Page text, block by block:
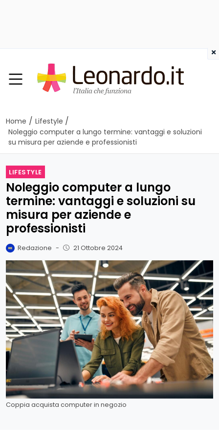
Home / Lifestyle /
Noleggio computer a lungo termine: vantaggi e soluzioni
su misura per aziende e professionisti
LIFESTYLE
Noleggio computer a lungo
termine: vantaggi e soluzioni su
misura per aziende e
professionisti
Redazione - 21 Ottobre 2024
Coppia acquista computer in negozio
×